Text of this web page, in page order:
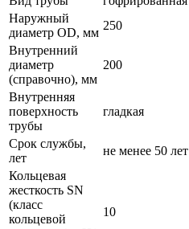
Наружный
диаметр OD, мм
250
Внутренний
диаметр
(справочно), мм
200
Внутренняя
поверхность
трубы
гладкая
Срок службы,
лет
не менее 50 лет
Кольцевая
жесткость SN
(класс
кольцевой
10